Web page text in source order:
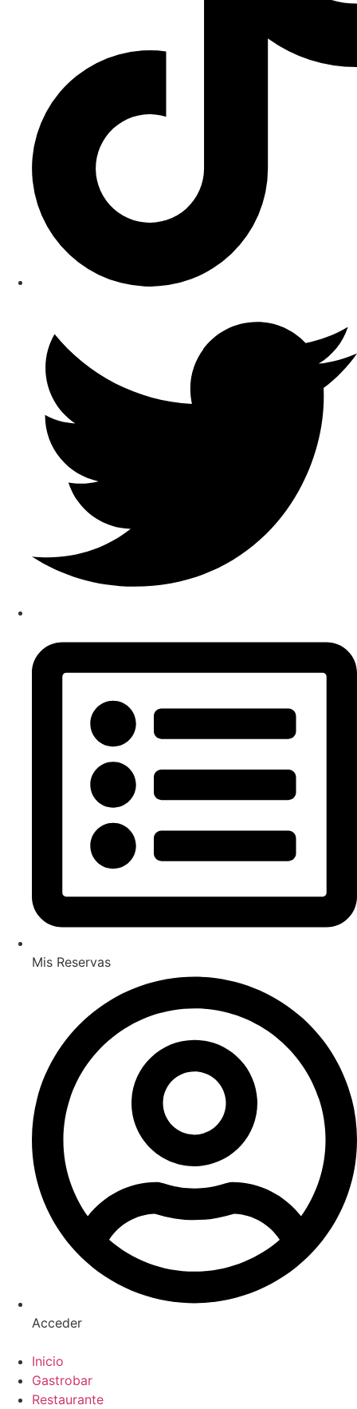
Mis Reservas
Acceder
Inicio
Gastrobar
Restaurante